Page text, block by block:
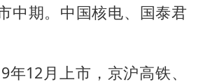
中期。中国核电、国泰君
12月上市，京沪高铁、